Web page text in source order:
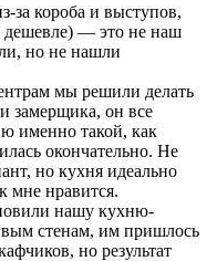
за короба и выступов,
дешевле) — это не наш
но не нашли
мы решили делать
замерщика, он все
именно такой, как
окончательно. Не
но кухня идеально
мне нравится.
нашу кухню-
стенам, им пришлось
но результат